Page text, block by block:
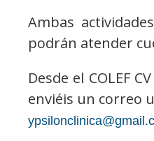
Ambas
podrán atender
Desde el COLEF
enviéis un correo